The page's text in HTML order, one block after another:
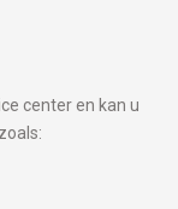
center en kan u